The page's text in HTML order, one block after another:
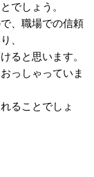
でしょう。
、職場での信頼
、
ると思います。
っしゃっていま
ることでしょ